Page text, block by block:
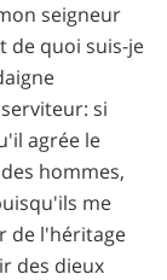
seigneur
de quoi suis-je
si
agrée le
hommes,
me
de l'héritage
des dieux